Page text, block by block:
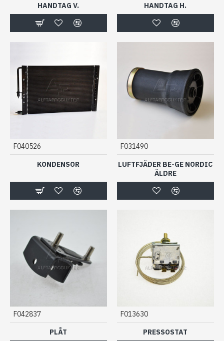
HANDTAG V.
HANDTAG H.
F040526
KONDENSOR
F031490
LUFTFJÄDER BE-GE NORDIC
ÄLDRE
F042837
PLÅT
F013630
PRESSOSTAT